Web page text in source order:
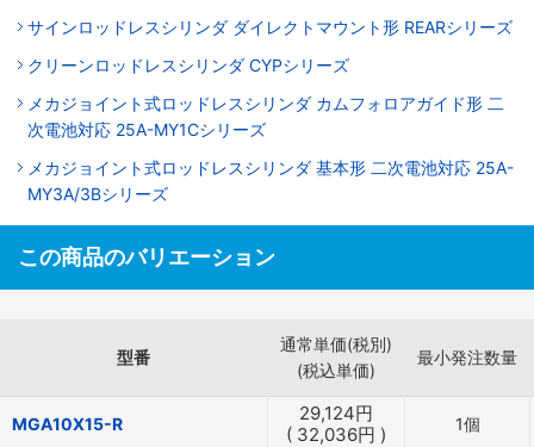
サインロッドレスシリンダ ダイレクトマウント形 REARシリーズ
クリーンロッドレスシリンダ CYPシリーズ
メカジョイント式ロッドレスシリンダ カムフォロアガイド形 二
次電池対応 25A-MY1Cシリーズ
メカジョイント式ロッドレスシリンダ 基本形 二次電池対応 25A-
MY3A/3Bシリーズ
この商品のバリエーション
型番
通常単価(税別)
(税込単価)
最小発注数量
MGA10X15-R 29,124円
( 32,036円 ) 1個